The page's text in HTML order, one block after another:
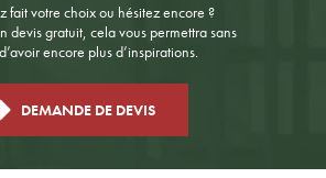
fait votre choix ou hésitez encore ?
devis gratuit, cela vous permettra sans
encore plus d’inspirations.
DEMANDE DE DEVIS